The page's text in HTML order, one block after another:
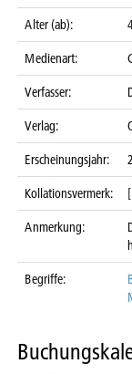
Alter (ab):
Medienart:
Verfasser:
Verlag:
Erscheinungsjahr:
Kollationsvermerk:
Anmerkung:
Begriffe: